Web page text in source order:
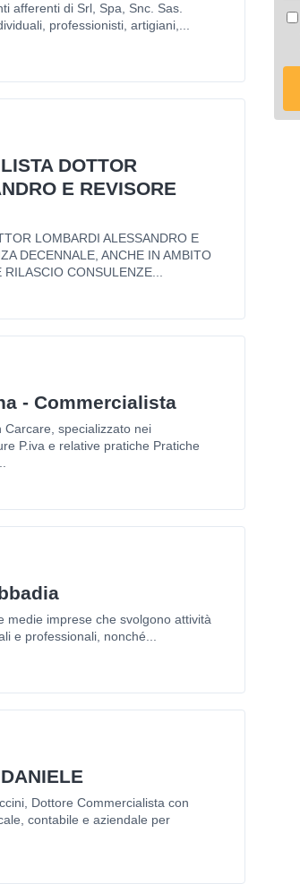
afferenti di Srl, Spa, Snc. Sas.
professionisti, artigiani,...
DOTTOR
E REVISORE
LOMBARDI ALESSANDRO E
DECENNALE, ANCHE IN AMBITO
CONSULENZE...
- Commercialista
Carcare, specializzato nei
P.iva e relative pratiche Pratiche
medie imprese che svolgono attività
e professionali, nonché...
Dottore Commercialista con
contabile e aziendale per